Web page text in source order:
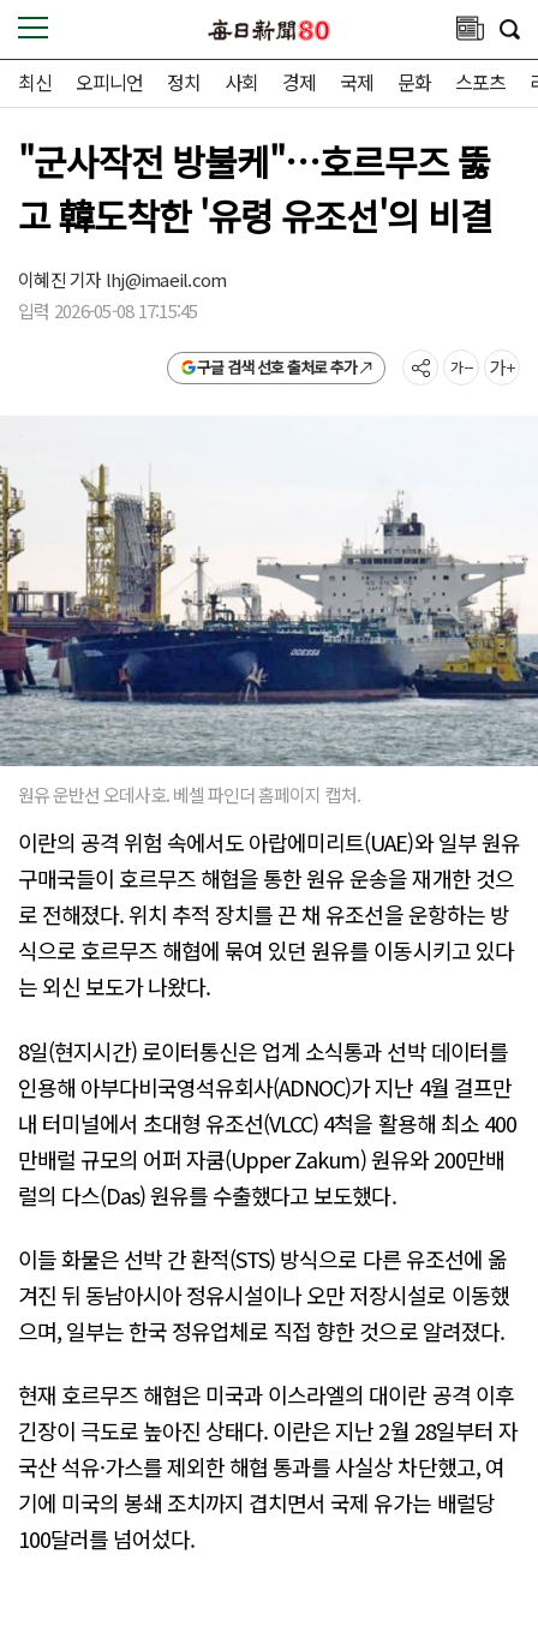
최신 오피니언 정치 사회 경제 국제 문화 스포츠
"군사작전 방불케"…호르무즈 뚫
고 韓도착한 '유령 유조선'의 비결
이혜진 기자lhj@imaeil.com
입력 2026-05-08 17:15:45
구글 검색 선호 출처로 추가
원유 운반선 오데사호. 베셀 파인더 홈페이지 캡처.
이란의 공격 위험 속에서도 아랍에미리트(UAE)와 일부 원유
구매국들이 호르무즈 해협을 통한 원유 운송을 재개한 것으
로 전해졌다. 위치 추적 장치를 끈 채 유조선을 운항하는 방
식으로 호르무즈 해협에 묶여 있던 원유를 이동시키고 있다
는 외신 보도가 나왔다.
8일(현지시간) 로이터통신은 업계 소식통과 선박 데이터를
인용해 아부다비국영석유회사(ADNOC)가 지난 4월 걸프만
내 터미널에서 초대형 유조선(VLCC) 4척을 활용해 최소 400
만배럴 규모의 어퍼 자쿰(Upper Zakum) 원유와 200만배
럴의 다스(Das) 원유를 수출했다고 보도했다.
이들 화물은 선박 간 환적(STS) 방식으로 다른 유조선에 옮
겨진 뒤 동남아시아 정유시설이나 오만 저장시설로 이동했
으며, 일부는 한국 정유업체로 직접 향한 것으로 알려졌다.
현재 호르무즈 해협은 미국과 이스라엘의 대이란 공격 이후
긴장이 극도로 높아진 상태다. 이란은 지난 2월 28일부터 자
국산 석유·가스를 제외한 해협 통과를 사실상 차단했고, 여
기에 미국의 봉쇄 조치까지 겹치면서 국제 유가는 배럴당
100달러를 넘어섰다.